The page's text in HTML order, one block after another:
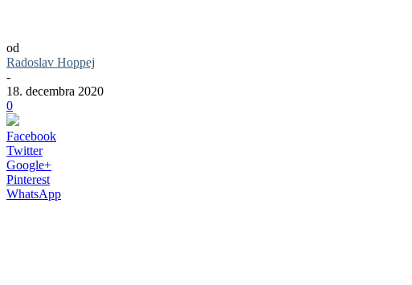
od
Radoslav Hoppej
-
18. decembra 2020
0
Facebook
Twitter
Google+
Pinterest
WhatsApp